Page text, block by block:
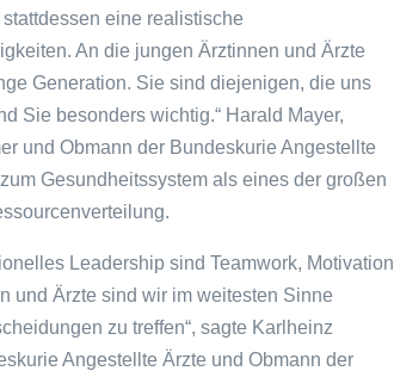
eine realistische
An die jungen Ärztinnen und Ärzte
Generation. Sie sind diejenigen, die uns
Sie besonders wichtig.“ Harald Mayer,
und Obmann der Bundeskurie Angestellte
Gesundheitssystem als eines der großen
Leadership sind Teamwork, Motivation
und Ärzte sind wir im weitesten Sinne
zu treffen“, sagte Karlheinz
Angestellte Ärzte und Obmann der